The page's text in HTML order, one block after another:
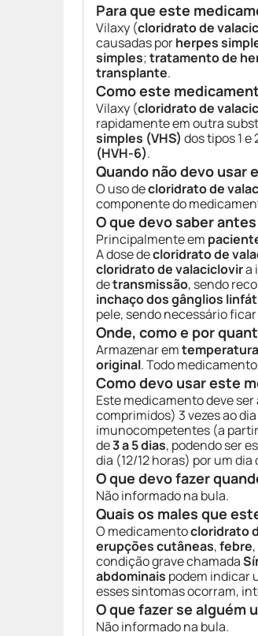
Para que este
Vilaxy (cloridrato de
causadas porherpes
simples;tratamento de
transplante.
Como este
Vilaxy (cloridrato de
rapidamente em outra
simples (VHS) dos tipos 1 e
(HVH-6).
Quando não devo usar
O uso decloridrato de
componente do
O que devo saber
Principalmente em
A dose decloridrato de
cloridrato de valaciclovira
detransmissão, sendo
inchaço dos gânglios
pele, sendo necessário
Onde, como e por
Armazenar em
original. Todo
Como devo usar este
Este medicamento deve
comprimidos) 3 vezes ao
imunocompetentes (a partir
de3 a 5 dias, podendo ser
dia (12/12 horas) por um
O que devo fazer
Não informado na bula.
Quais os males que
O medicamentocloridrato
erupções cutâneas,febre,
condição grave chamada
abdominais podem indicar
esses sintomas ocorram,
O que fazer se alguém
Não informado na bula.